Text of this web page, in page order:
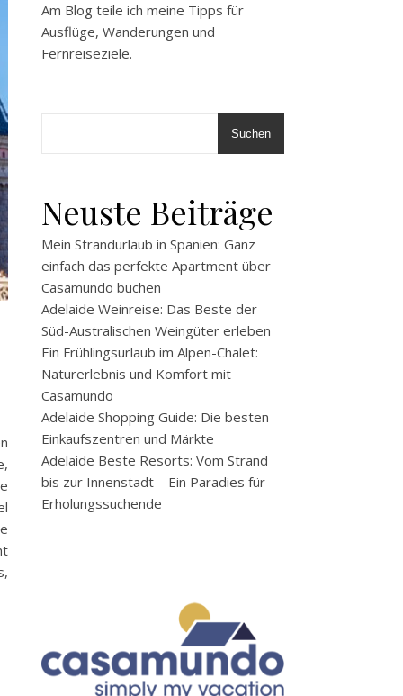
Am Blog teile ich meine Tipps für
Ausflüge, Wanderungen und
Fernreiseziele.
Suchen
Neuste Beiträge
Mein Strandurlaub in Spanien: Ganz
einfach das perfekte Apartment über
Casamundo buchen
Adelaide Weinreise: Das Beste der
Süd-Australischen Weingüter erleben
Ein Frühlingsurlaub im Alpen-Chalet:
Naturerlebnis und Komfort mit
Casamundo
Adelaide Shopping Guide: Die besten
Einkaufszentren und Märkte
Adelaide Beste Resorts: Vom Strand
bis zur Innenstadt – Ein Paradies für
Erholungssuchende